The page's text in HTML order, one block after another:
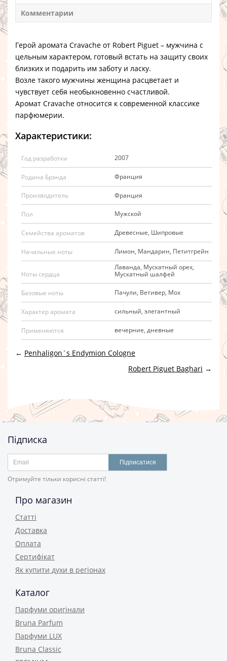
Комментарии
Герой аромата Cravache от Robert Piguet – мужчина с
цельным характером, готовый встать на защиту своих
близких и подарить им заботу и ласку.
Возле такого мужчины женщина расцветает и
чувствует себя необыкновенно счастливой.
Аромат Cravache относится к современной классике
парфюмерии.
Характеристики:
Год разработки 2007
Родина Брэнда Франция
Производитель Франция
Пол Мужской
Семейства ароматов Древесные, Шипровые
Начальные ноты Лимон, Мандарин, Петитгрейн
Ноты сердца
Лаванда, Мускатный орех,
Мускатный шалфей
Базовые ноты Пачули, Ветивер, Мох
Характер аромата сильный, элегантный
Применяются вечерние, дневные
← Penhaligon`s Endymion Cologne
Robert Piguet Baghari →
Підписка
Підписатися
Отримуйте тільки корисні статті!
Про магазин
Статті
Доставка
Оплата
Сертифікат
Як купити духи в регіонах
Каталог
Парфуми оригінали
Bruna Parfum
Парфуми LUX
Bruna Classic